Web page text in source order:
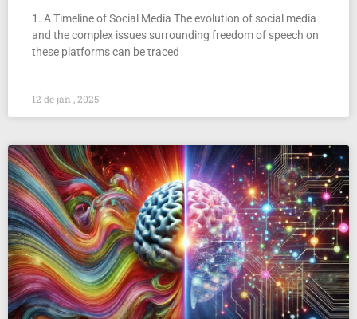
1. A Timeline of Social Media The evolution of social media
and the complex issues surrounding freedom of speech on
these platforms can be traced
12 de jan , 2025